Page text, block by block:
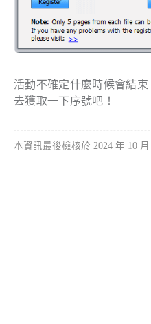
活動不確定什麼時候會結
去獲取一下序號吧！
本資訊最後檢核於 2024 年 10 月